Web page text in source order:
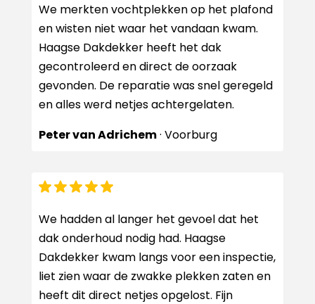
We merkten vochtplekken op het plafond
en wisten niet waar het vandaan kwam.
Haagse Dakdekker heeft het dak
gecontroleerd en direct de oorzaak
gevonden. De reparatie was snel geregeld
en alles werd netjes achtergelaten.
Peter van Adrichem· Voorburg
We hadden al langer het gevoel dat het
dak onderhoud nodig had. Haagse
Dakdekker kwam langs voor een inspectie,
liet zien waar de zwakke plekken zaten en
heeft dit direct netjes opgelost. Fijn